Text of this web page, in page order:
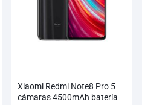
Xiaomi Redmi Note8 Pro 5
cámaras 4500mAh batería